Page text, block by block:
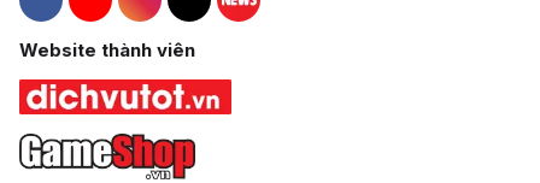
Hacom Facebook
Hacom YouTube
Hacom Instagram
Hacom TikTok
Website thành viên